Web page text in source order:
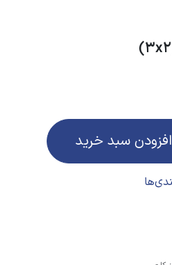
افزودن سبد خرید